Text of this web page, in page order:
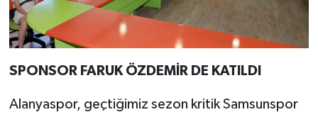
SPONSOR FARUK ÖZDEMİR DE KATILDI
Alanyaspor, geçtiğimiz sezon kritik Samsunspor